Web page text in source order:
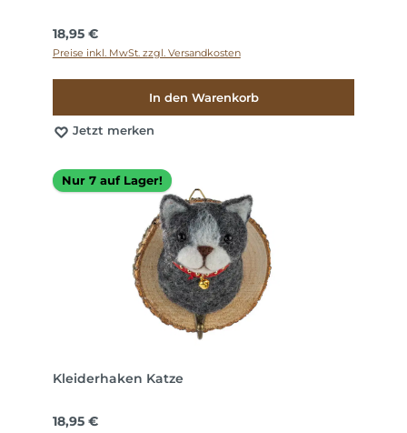
Regulärer Preis:
18,95 €
Preise inkl. MwSt. zzgl. Versandkosten
In den Warenkorb
Jetzt merken
Nur 7 auf Lager!
Kleiderhaken Katze
Regulärer Preis:
18,95 €